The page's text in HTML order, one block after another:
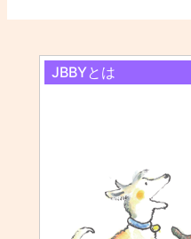
JBBYとは